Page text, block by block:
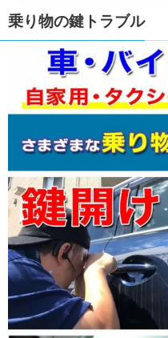
乗り物の鍵トラブル